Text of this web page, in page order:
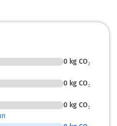
0 kg CO₂
0 kg CO₂
0 kg CO₂